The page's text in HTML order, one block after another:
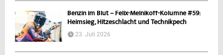
Benzin im Blut – Felix-Melnikoff-Kolumne #59:
Heimsieg, Hitzeschlacht und Technikpech
23. Juli 2026